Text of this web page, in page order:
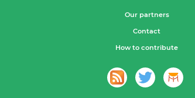
Our partners
Contact
How to contribute